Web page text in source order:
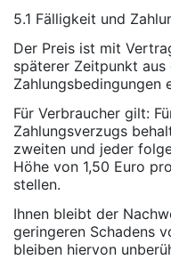
5.1 Fälligkeit und
Der Preis ist mit
späterer Zeitpunkt
Zahlungsbedingungen
Für Verbraucher gilt:
Zahlungsverzugs
zweiten und jeder
Höhe von 1,50 Euro
stellen.
Ihnen bleibt der
geringeren Schadens
bleiben hiervon